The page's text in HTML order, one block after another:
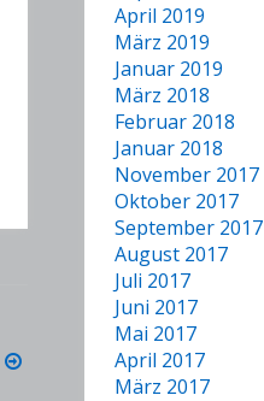
April 2019
März 2019
Januar 2019
März 2018
Februar 2018
Januar 2018
November 2017
Oktober 2017
September 2017
August 2017
Juli 2017
Juni 2017
Mai 2017
April 2017
März 2017